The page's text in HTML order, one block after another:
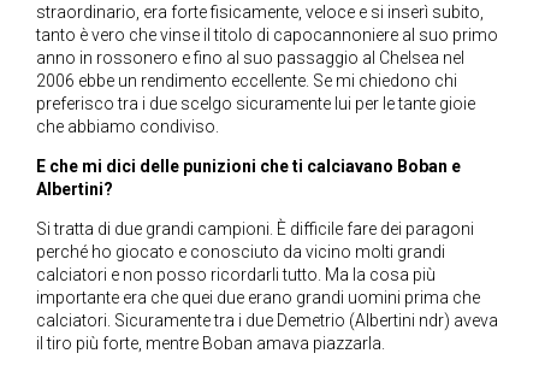
straordinario, era forte fisicamente, veloce e si inserì subito,
tanto è vero che vinse il titolo di capocannoniere al suo primo
anno in rossonero e fino al suo passaggio al Chelsea nel
2006 ebbe un rendimento eccellente. Se mi chiedono chi
preferisco tra i due scelgo sicuramente lui per le tante gioie
che abbiamo condiviso.
E che mi dici delle punizioni che ti calciavano Boban e
Albertini?
Si tratta di due grandi campioni. È difficile fare dei paragoni
perché ho giocato e conosciuto da vicino molti grandi
calciatori e non posso ricordarli tutto. Ma la cosa più
importante era che quei due erano grandi uomini prima che
calciatori. Sicuramente tra i due Demetrio (Albertini ndr) aveva
il tiro più forte, mentre Boban amava piazzarla.